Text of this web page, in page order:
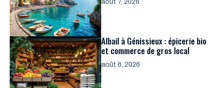
août 7, 2026
Albail à Génissieux : épicerie bio
et commerce de gros local
août 6, 2026